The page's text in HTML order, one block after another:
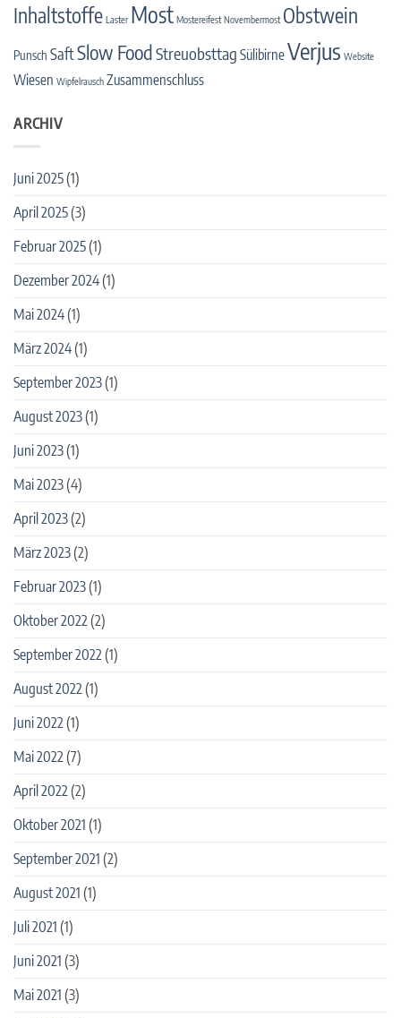
Inhaltstoffe Laster Most Mostereifest Novembermost Obstwein
Punsch SaftSlow FoodStreuobsttag SülibirneVerjus Website
Wiesen Wipfelrausch Zusammenschluss
ARCHIV
Juni 2025(1)
April 2025(3)
Februar 2025(1)
Dezember 2024(1)
Mai 2024(1)
März 2024(1)
September 2023(1)
August 2023(1)
Juni 2023(1)
Mai 2023(4)
April 2023(2)
März 2023(2)
Februar 2023(1)
Oktober 2022 (2)
September 2022 (1)
August 2022 (1)
Juni 2022 (1)
Mai 2022 (7)
April 2022 (2)
Oktober 2021 (1)
September 2021 (2)
August 2021 (1)
Juli 2021 (1)
Juni 2021 (3)
Mai 2021 (3)